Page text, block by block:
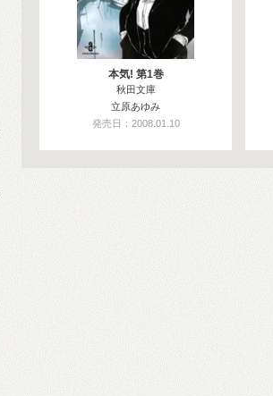
本気! 第1巻
秋田文庫
立原あゆみ
発売日：2008.01.10